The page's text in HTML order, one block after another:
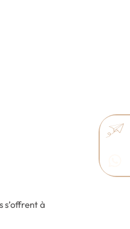
s’offrent à